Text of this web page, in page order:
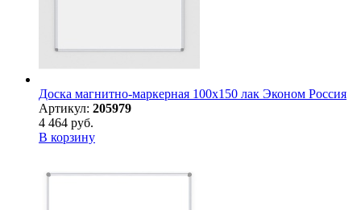
Доска магнитно-маркерная 100х150 лак Эконом Россия
Артикул: 205979
4 464 руб.
В корзину